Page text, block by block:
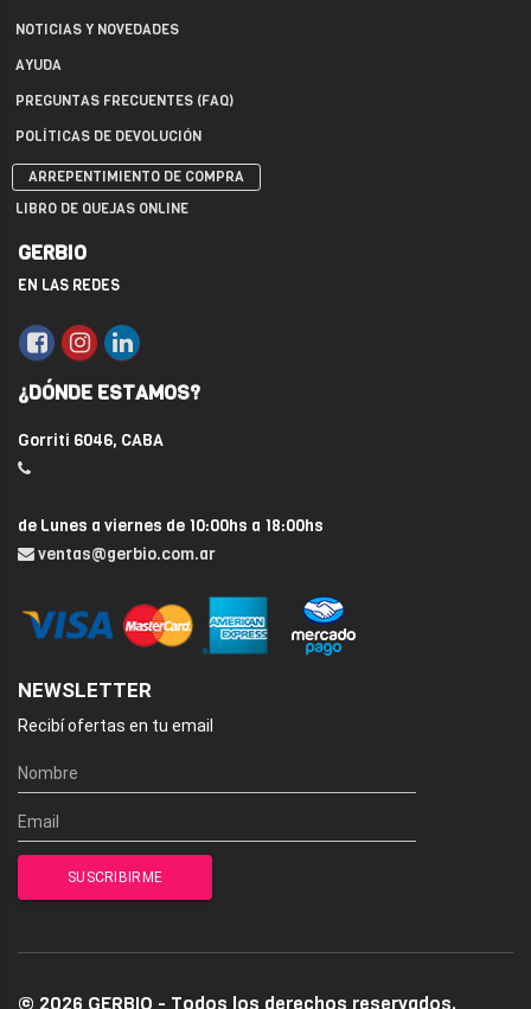
NOTICIAS Y NOVEDADES
AYUDA
PREGUNTAS FRECUENTES (FAQ)
POLÍTICAS DE DEVOLUCIÓN
ARREPENTIMIENTO DE COMPRA
LIBRO DE QUEJAS ONLINE
GERBIO
EN LAS REDES
¿DÓNDE ESTAMOS?
Gorriti 6046, CABA
de Lunes a viernes de 10:00hs a 18:00hs
ventas@gerbio.com.ar
NEWSLETTER
Recibí ofertas en tu email
© 2026 GERBIO - Todos los derechos reservados.